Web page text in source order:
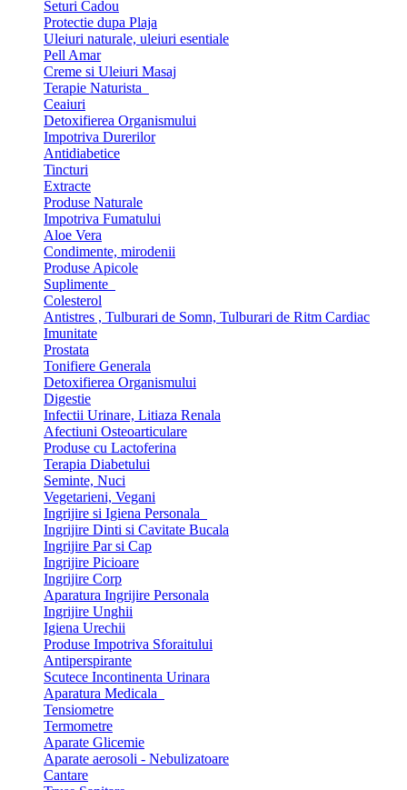
Seturi Cadou
Protectie dupa Plaja
Uleiuri naturale, uleiuri esentiale
Pell Amar
Creme si Uleiuri Masaj
Terapie Naturista
Ceaiuri
Detoxifierea Organismului
Impotriva Durerilor
Antidiabetice
Tincturi
Extracte
Produse Naturale
Impotriva Fumatului
Aloe Vera
Condimente, mirodenii
Produse Apicole
Suplimente
Colesterol
Antistres , Tulburari de Somn, Tulburari de Ritm Cardiac
Imunitate
Prostata
Tonifiere Generala
Detoxifierea Organismului
Digestie
Infectii Urinare, Litiaza Renala
Afectiuni Osteoarticulare
Produse cu Lactoferina
Terapia Diabetului
Seminte, Nuci
Vegetarieni, Vegani
Ingrijire si Igiena Personala
Ingrijire Dinti si Cavitate Bucala
Ingrijire Par si Cap
Ingrijire Picioare
Ingrijire Corp
Aparatura Ingrijire Personala
Ingrijire Unghii
Igiena Urechii
Produse Impotriva Sforaitului
Antiperspirante
Scutece Incontinenta Urinara
Aparatura Medicala
Tensiometre
Termometre
Aparate Glicemie
Aparate aerosoli - Nebulizatoare
Cantare